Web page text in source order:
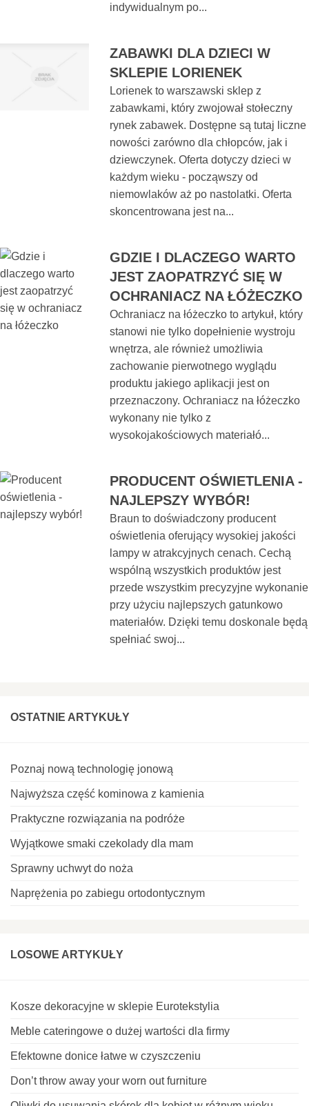
indywidualnym po...
ZABAWKI DLA DZIECI W
SKLEPIE LORIENEK
Lorienek to warszawski sklep z
zabawkami, który zwojował stołeczny
rynek zabawek. Dostępne są tutaj liczne
nowości zarówno dla chłopców, jak i
dziewczynek. Oferta dotyczy dzieci w
każdym wieku - począwszy od
niemowlaków aż po nastolatki. Oferta
skoncentrowana jest na...
GDZIE I DLACZEGO WARTO
JEST ZAOPATRZYĆ SIĘ W
OCHRANIACZ NA ŁÓŻECZKO
Ochraniacz na łóżeczko to artykuł, który
stanowi nie tylko dopełnienie wystroju
wnętrza, ale również umożliwia
zachowanie pierwotnego wyglądu
produktu jakiego aplikacji jest on
przeznaczony. Ochraniacz na łóżeczko
wykonany nie tylko z
wysokojakościowych materiałó...
PRODUCENT OŚWIETLENIA -
NAJLEPSZY WYBÓR!
Braun to doświadczony producent
oświetlenia oferujący wysokiej jakości
lampy w atrakcyjnych cenach. Cechą
wspólną wszystkich produktów jest
przede wszystkim precyzyjne wykonanie
przy użyciu najlepszych gatunkowo
materiałów. Dzięki temu doskonale będą
spełniać swoj...
OSTATNIE ARTYKUŁY
Poznaj nową technologię jonową
Najwyższa część kominowa z kamienia
Praktyczne rozwiązania na podróże
Wyjątkowe smaki czekolady dla mam
Sprawny uchwyt do noża
Naprężenia po zabiegu ortodontycznym
LOSOWE ARTYKUŁY
Kosze dekoracyjne w sklepie Eurotekstylia
Meble cateringowe o dużej wartości dla firmy
Efektowne donice łatwe w czyszczeniu
Don’t throw away your worn out furniture